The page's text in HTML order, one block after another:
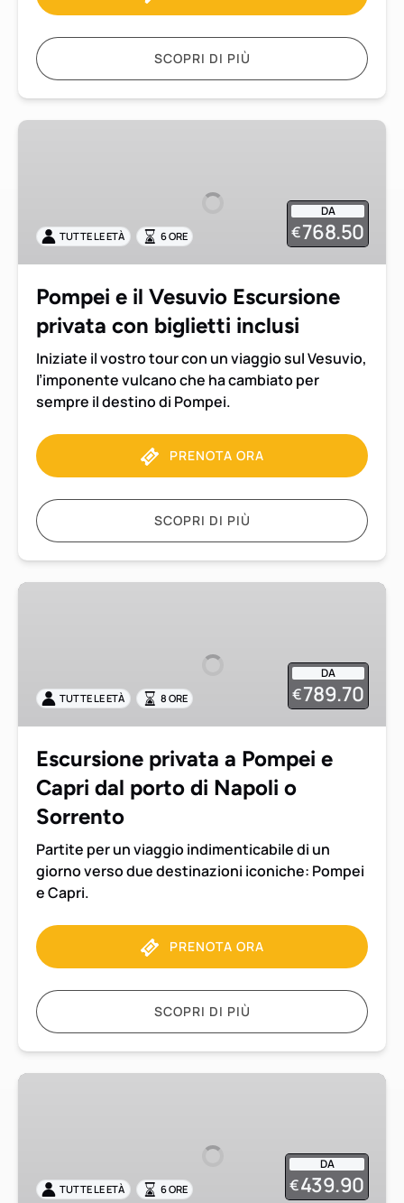
SCOPRI DI PIÙ
Pompei
privata
con
inclusi
DA
€768.50
TUTTE LE ETÀ 6 ORE
Pompei e il Vesuvio Escursione
privata con biglietti inclusi
Iniziate il vostro tour con un viaggio sul Vesuvio,
l’imponente vulcano che ha cambiato per
sempre il destino di Pompei.
PRENOTA ORA
SCOPRI DI PIÙ
Escursione
Capri
dal
Napoli
Sorrento
DA
€789.70
TUTTE LE ETÀ 8 ORE
Escursione privata a Pompei e
Capri dal porto di Napoli o
Sorrento
Partite per un viaggio indimenticabile di un
giorno verso due destinazioni iconiche: Pompei
e Capri.
PRENOTA ORA
SCOPRI DI PIÙ
Pompei
con
DA
€439.90
TUTTE LE ETÀ 6 ORE